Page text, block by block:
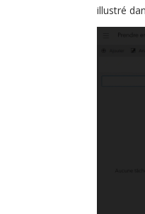
illustré